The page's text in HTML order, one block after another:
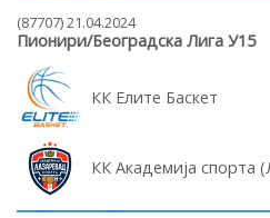
(87707) 21.04.2024
Пионири/Београдска Лига У15
КК Елите Баскет
КК Академија спорта